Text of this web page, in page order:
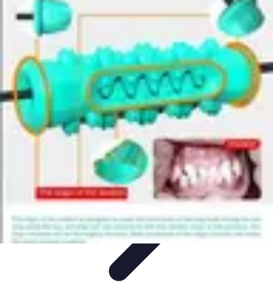
Sport Distribution
Stratégies de distributionLogistique et Chaîne
d'Approvisionnement
Stratégies de
Sport Distribution